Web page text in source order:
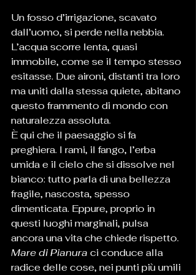
Un fosso d’irrigazione, scavato
dall’uomo, si perde nella nebbia.
L’acqua scorre lenta, quasi
immobile, come se il tempo stesso
esitasse. Due aironi, distanti tra loro
ma uniti dalla stessa quiete, abitano
questo frammento di mondo con
naturalezza assoluta.
È qui che il paesaggio si fa
preghiera. I rami, il fango, l’erba
umida e il cielo che si dissolve nel
bianco: tutto parla di una bellezza
fragile, nascosta, spesso
dimenticata. Eppure, proprio in
questi luoghi marginali, pulsa
ancora una vita che chiede rispetto.
Mare di Pianura ci conduce alla
radice delle cose, nei punti più umili